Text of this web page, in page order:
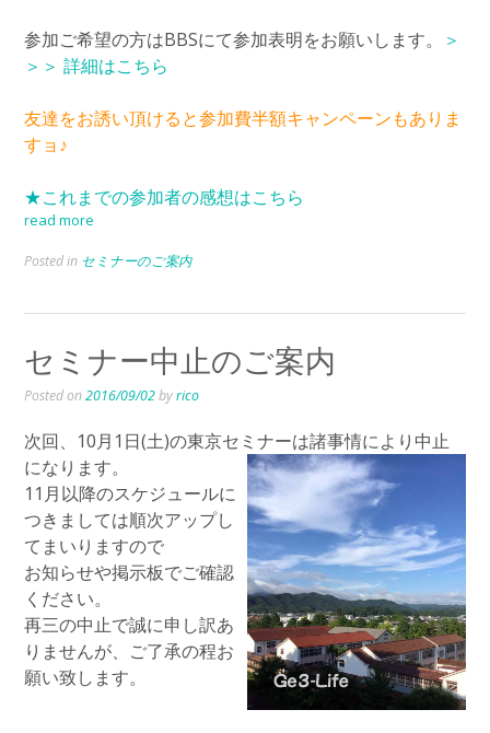
参加ご希望の方はBBSにて参加表明をお願いします。
＞
＞＞ 詳細はこちら
友達をお誘い頂けると参加費半額キャンペーンもありま
すョ♪
★これまでの参加者の感想はこちら
read more
Posted in セミナーのご案内
セミナー中止のご案内
Posted on2016/09/02byrico
次回、10月1日(土)の東京セミナーは諸事情により中止
になります。
11月以降のスケジュールに
つきましては順次アップし
てまいりますので
お知らせや掲示板でご確認
ください。
再三の中止で誠に申し訳あ
りませんが、ご了承の程お
願い致します。